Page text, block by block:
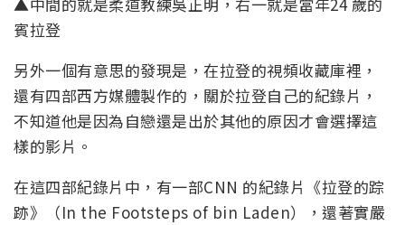
賓拉登
另外一個有意思的發現是，在拉登的視頻收藏庫裡，
還有四部西方媒體製作的，關於拉登自己的紀錄片，
不知道他是因為自戀還是出於其他的原因才會選擇這
樣的影片。
在這四部紀錄片中，有一部CNN 的紀錄片《拉登的踪
跡》（In the Footsteps of bin Laden），還著實嚴